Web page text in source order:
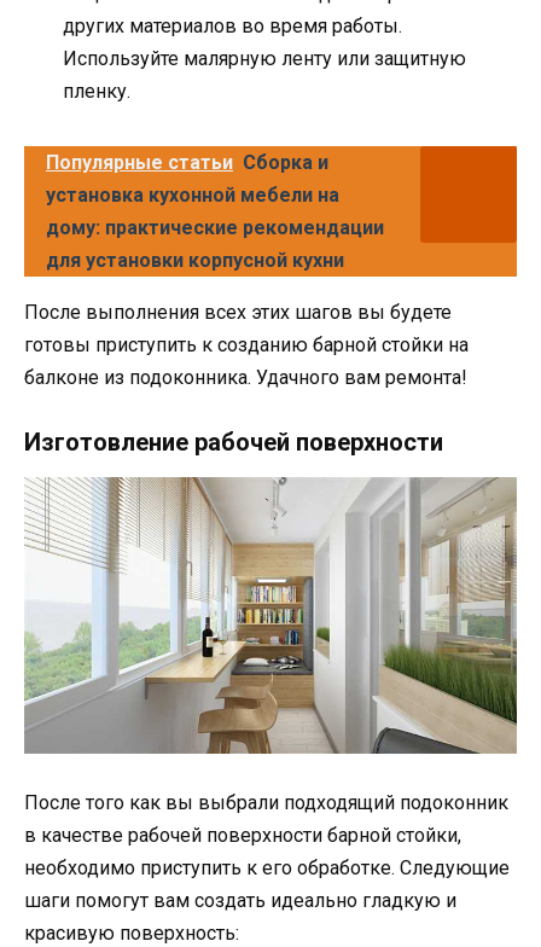
других материалов во время работы.
Используйте малярную ленту или защитную
пленку.
Популярные статьи Сборка и
установка кухонной мебели на
дому: практические рекомендации
для установки корпусной кухни
После выполнения всех этих шагов вы будете
готовы приступить к созданию барной стойки на
балконе из подоконника. Удачного вам ремонта!
Изготовление рабочей поверхности
После того как вы выбрали подходящий подоконник
в качестве рабочей поверхности барной стойки,
необходимо приступить к его обработке. Следующие
шаги помогут вам создать идеально гладкую и
красивую поверхность: